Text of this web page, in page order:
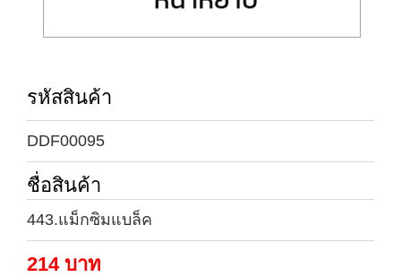
รหัสสินค้า
DDF00095
ชื่อสินค้า
443.แม็กซิมแบล็ค
214 บาท